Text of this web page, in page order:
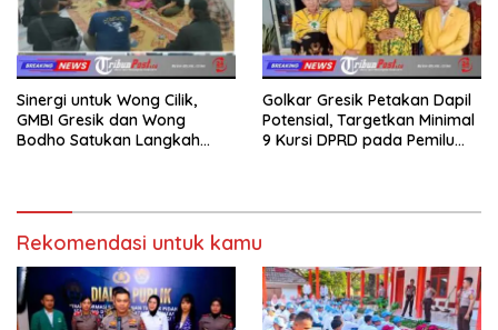
Sinergi untuk Wong Cilik,
GMBI Gresik dan Wong
Bodho Satukan Langkah
Golkar Gresik Petakan Dapil
Potensial, Targetkan Minimal
9 Kursi DPRD pada Pemilu
Rekomendasi untuk kamu